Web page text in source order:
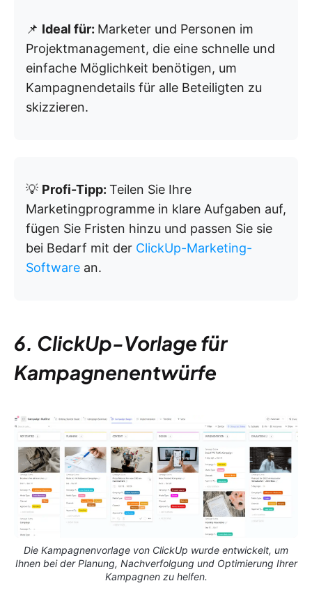
📌 Ideal für: Marketer und Personen im
Projektmanagement, die eine schnelle und
einfache Möglichkeit benötigen, um
Kampagnendetails für alle Beteiligten zu
skizzieren.
💡 Profi-Tipp: Teilen Sie Ihre
Marketingprogramme in klare Aufgaben auf,
fügen Sie Fristen hinzu und passen Sie sie
bei Bedarf mit der ClickUp-Marketing-
Software an.
6. ClickUp-Vorlage für
Kampagnenentwürfe
Die Kampagnenvorlage von ClickUp wurde entwickelt, um
Ihnen bei der Planung, Nachverfolgung und Optimierung Ihrer
Kampagnen zu helfen.